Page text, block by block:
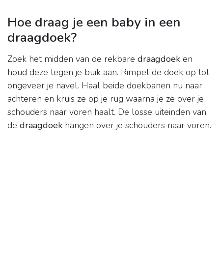
Hoe draag je een baby in een
draagdoek?
Zoek het midden van de rekbare draagdoek en
houd deze tegen je buik aan. Rimpel de doek op tot
ongeveer je navel. Haal beide doekbanen nu naar
achteren en kruis ze op je rug waarna je ze over je
schouders naar voren haalt. De losse uiteinden van
de draagdoek hangen over je schouders naar voren.